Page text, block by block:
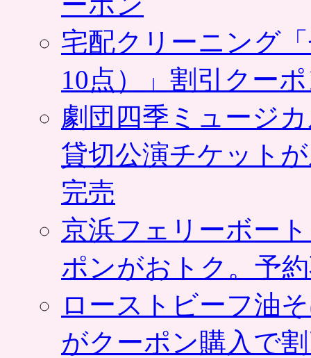
宅配クリーニング
10点）」割引クー
劇団四季ミュージ
貸切公演チケット
完売
京浜フェリーボー
ポンがおトク。予
ローストビーフ油
がクーポン購入で